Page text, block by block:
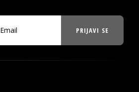
PRIJAVI SE